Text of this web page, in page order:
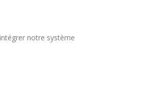
notre système